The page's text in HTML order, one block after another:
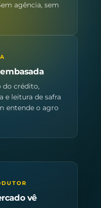
agência, sem
do crédito,
e leitura de safra
entende o agro
vê